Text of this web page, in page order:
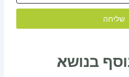
שליחה
בנושא